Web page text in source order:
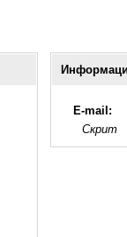
E-mail:
Скрит